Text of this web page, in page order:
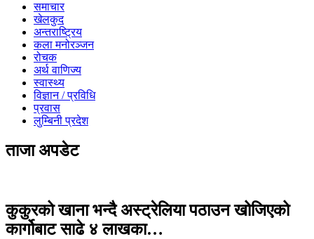
समाचार
खेलकुद
अन्तराष्ट्रिय
कला मनोरञ्जन
रोचक
अर्थ वाणिज्य
स्वास्थ्य
विज्ञान / प्रविधि
प्रवास
लुम्बिनी प्रदेश
ताजा अपडेट
कुकुरको खाना भन्दै अस्ट्रेलिया पठाउन खोजिएको
कार्गोबाट साढे ४ लाखका…